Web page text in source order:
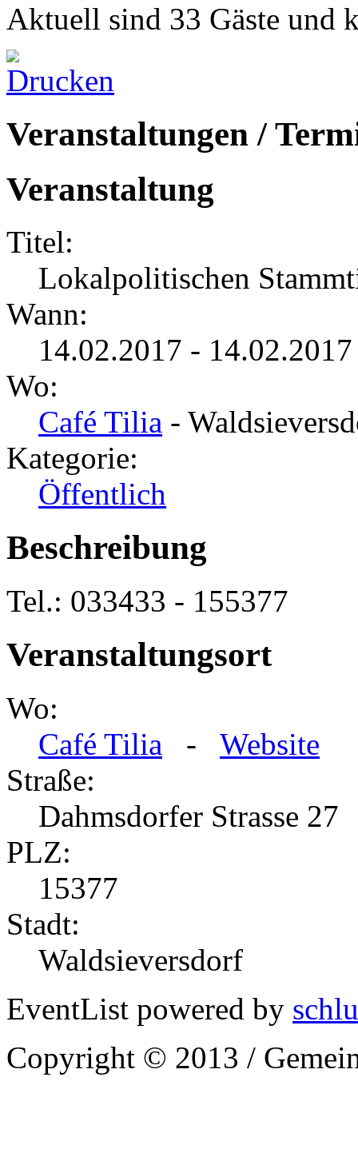
Aktuell sind 33 Gäste und
Veranstaltungen /
Veranstaltung
Titel:
Lokalpolitischen
Wann:
14.02.2017 -
Wo:
Café Tilia -
Kategorie:
Öffentlich
Beschreibung
Tel.: 033433 - 155377
Veranstaltungsort
Wo:
Café Tilia - Website
Straße:
Dahmsdorfer Strasse 27
PLZ:
15377
Stadt:
Waldsieversdorf
EventList powered by
Copyright © 2013 /